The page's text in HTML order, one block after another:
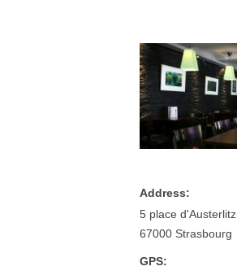
Address:
5 place d'Austerlitz,
67000 Strasbourg
GPS: